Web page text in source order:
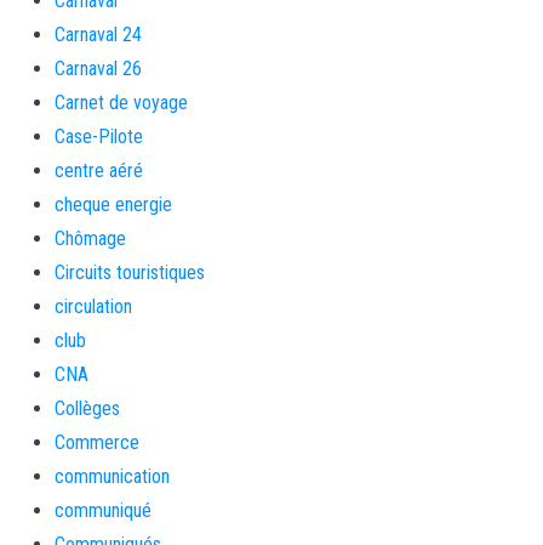
Carnaval 24
Carnaval 26
Carnet de voyage
Case-Pilote
centre aéré
cheque energie
Chômage
Circuits touristiques
circulation
club
CNA
Collèges
Commerce
communication
communiqué